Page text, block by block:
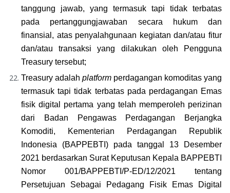
tanggung jawab, yang termasuk tapi tidak terbatas
pada pertanggungjawaban secara hukum dan
finansial, atas penyalahgunaan kegiatan dan/atau fitur
dan/atau transaksi yang dilakukan oleh Pengguna
Treasury tersebut;
Treasury adalah platform perdagangan komoditas yang
termasuk tapi tidak terbatas pada perdagangan Emas
fisik digital pertama yang telah memperoleh perizinan
dari Badan Pengawas Perdagangan Berjangka
Komoditi, Kementerian Perdagangan Republik
Indonesia (BAPPEBTI) pada tanggal 13 Desember
2021 berdasarkan Surat Keputusan Kepala BAPPEBTI
Nomor 001/BAPPEBTI/P-ED/12/2021 tentang
Persetujuan Sebagai Pedagang Fisik Emas Digital